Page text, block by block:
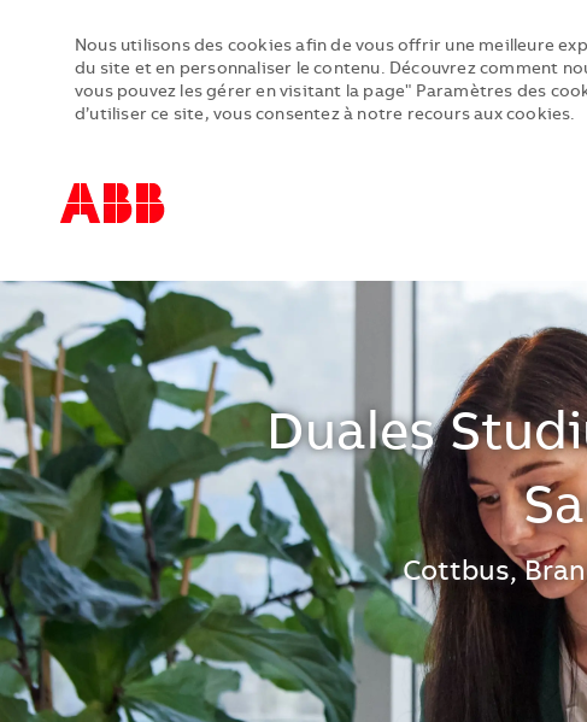
Nous utilisons des cookies afin de vous offrir une meilleure
du site et en personnaliser le contenu. Découvrez comment
vous pouvez les gérer en visitant la page" Paramètres des
d’utiliser ce site, vous consentez à notre recours aux cookies.
Duales
Localisation
Cottbus,